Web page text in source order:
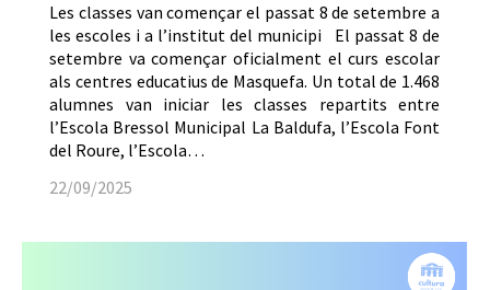
Les classes van començar el passat 8 de setembre a
les escoles i a l’institut del municipi El passat 8 de
setembre va començar oficialment el curs escolar
als centres educatius de Masquefa. Un total de 1.468
alumnes van iniciar les classes repartits entre
l’Escola Bressol Municipal La Baldufa, l’Escola Font
del Roure, l’Escola…
22/09/2025